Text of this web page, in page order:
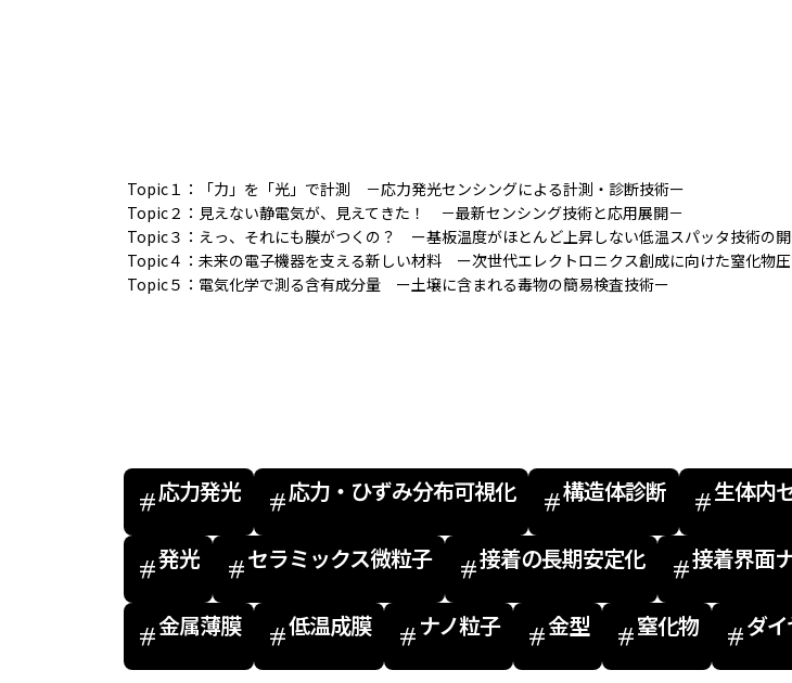
Topic１：
「力」を「光」で計測 －応力発光センシングによる計測・診断技術ー
Topic２：見えない静電気が、見えてきた！ －最新センシング技術と応用展開－
Topic３：えっ、それにも膜がつくの？ ー基板温度がほとんど上昇しない低温スパッタ技術の
Topic４：未来の電子機器を支える新しい材料 ー次世代エレクトロニクス創成に向けた窒化物
Topic５：電気化学で測る含有成分量 ー土壌に含まれる毒物の簡易検査技術ー
応力発光 応力・ひずみ分布可視化 構造体診断 生体内
発光 セラミックス微粒子 接着の長期安定化 接着界面
金属薄膜 低温成膜 ナノ粒子 金型 窒化物 ダ